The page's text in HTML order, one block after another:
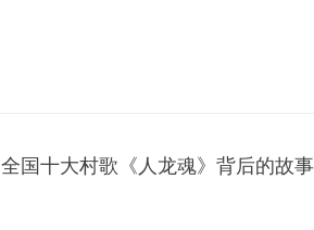
全国十大村歌《人龙魂》背后的故